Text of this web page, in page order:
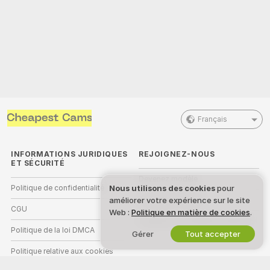
Français
INFORMATIONS JURIDIQUES
ET SÉCURITÉ
Politique de confidentialité
CGU
Politique de la loi DMCA
Politique relative aux cookies
REJOIGNEZ-NOUS
Inscriptions Studio
Nous utilisons des cookiespour
améliorer votre expérience sur le site
Web : Politique en matière de cookies.
Gérer Tout accepter